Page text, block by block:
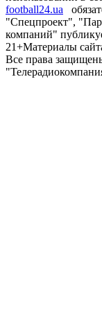
football24.ua
"Спецпроект",
компаний"
21+Материалы
Все права